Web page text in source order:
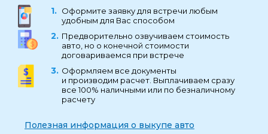
Оформите заявку для встречи любым
удобным для Вас способом
Предворительно озвучиваем стоимость
авто, но о конечной стоимости
договариваемся при встрече
Оформляем все документы
и производим расчет. Выплачиваем сразу
все 100% наличными или по безналичному
расчету
Полезная информация о выкупе авто